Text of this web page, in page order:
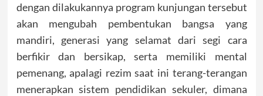
dengan dilakukannya program kunjungan tersebut
akan mengubah pembentukan bangsa yang
mandiri, generasi yang selamat dari segi cara
berfikir dan bersikap, serta memiliki mental
pemenang, apalagi rezim saat ini terang-terangan
menerapkan sistem pendidikan sekuler, dimana